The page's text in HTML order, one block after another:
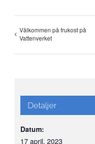
Välkommen på frukost på
Vattenverket
Detaljer
Datum:
17 april, 2023